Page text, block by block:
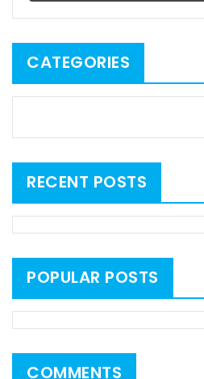
CATEGORIES
RECENT POSTS
POPULAR POSTS
COMMENTS